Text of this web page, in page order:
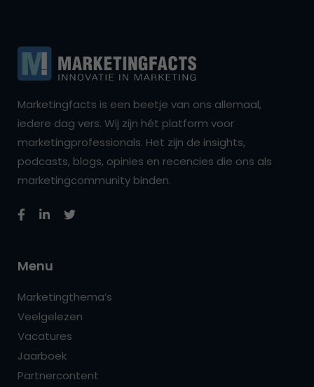
Marketingfacts is een beetje van ons allemaal,
iedere dag vers. Wij zijn hét platform voor
marketingprofessionals. Het zijn de insights,
podcasts, blogs, opinies en recencies die ons als
marketingcommunity binden.
Menu
Marketingthema’s
Veelgelezen
Vacatures
Jaarboek
Partnercontent